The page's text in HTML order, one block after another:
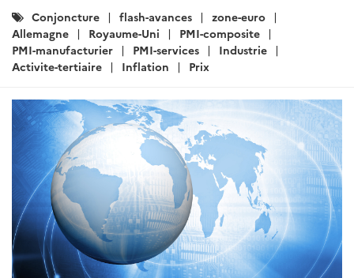
Catégories
:
Conjoncture flash-avances
zone-euro
Allemagne
Royaume-Uni
PMI-composite
PMI-manufacturier
PMI-services
Industrie
Activite-tertiaire
Inflation Prix